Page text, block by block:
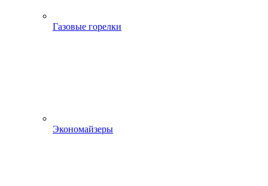
Газовые горелки
Экономайзеры